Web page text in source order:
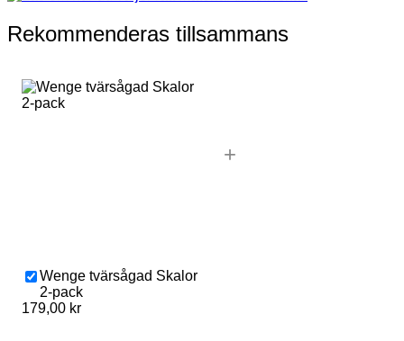
Rekommenderas tillsammans
Wenge tvärsågad Skalor
2-pack
179,00 kr
+